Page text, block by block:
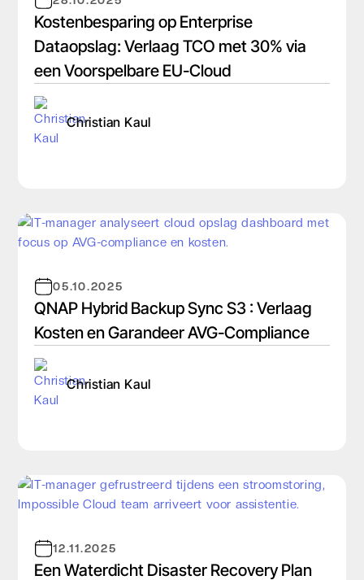
Kostenbesparing op Enterprise
Dataopslag: Verlaag TCO met 30% via
een Voorspelbare EU-Cloud
Christian Kaul
05.10.2025
QNAP Hybrid Backup Sync S3 : Verlaag
Kosten en Garandeer AVG-Compliance
Christian Kaul
12.11.2025
Een Waterdicht Disaster Recovery Plan